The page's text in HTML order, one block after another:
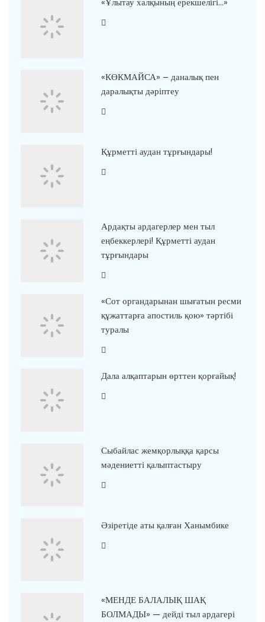
«Ұлытау халқының ерекшелігі…»
«КӨКМАЙСА» – даналық пен
даралықты дәріптеу
Құрметті аудан тұрғындары!
Ардақты ардагерлер мен тыл
еңбеккерлері! Құрметті аудан
тұрғындары
«Сот органдарынан шығатын ресми
құжаттарға апостиль қою» тәртібі
туралы
Дала алқаптарын өрттен қорғайық!
Сыбайлас жемқорлыққа қарсы
мәдениетті қалыптастыру
Әзіретіде аты қалған Ханымбике
«МЕНДЕ БАЛАЛЫҚ ШАҚ
БОЛМАДЫ» — дейді тыл ардагері